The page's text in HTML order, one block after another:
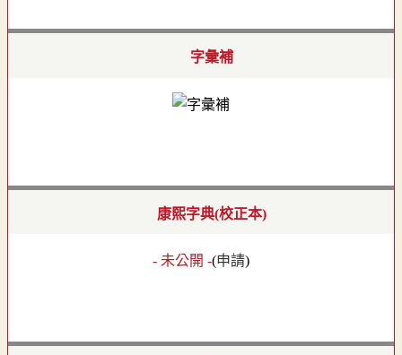
字彙補
康熙字典(校正本)
- 未公開 -(申請)